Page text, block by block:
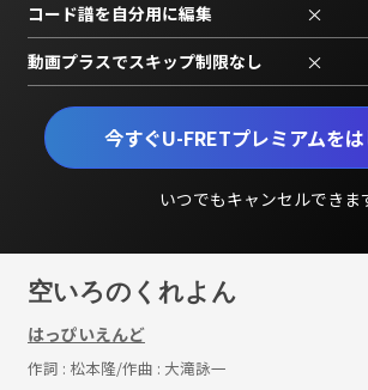
今すぐU-FRETプレミアムを
いつでもキャンセルできま
コード譜を自分用に編集 ×
動画プラスでスキップ制限なし ×
空いろのくれよん
はっぴいえんど
作詞 : 松本隆/作曲 : 大滝詠一